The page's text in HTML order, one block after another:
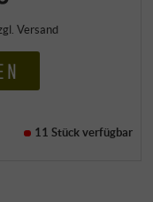
Versand
11 Stückverfügbar